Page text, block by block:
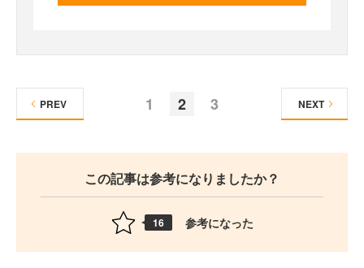
1 2 3
PREV NEXT
この記事は参考になりましたか？
16 参考になった